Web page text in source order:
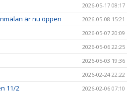
2026-05-17 08:17
är nu öppen 2026-05-08 15:21
2026-05-07 20:09
2026-05-06 22:25
2026-05-03 19:36
2026-02-24 22:22
11/2 2026-02-06 07:10